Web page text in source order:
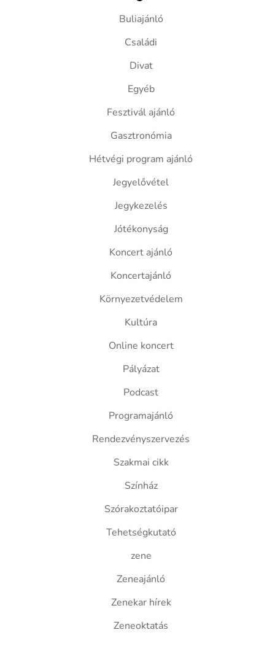
Buliajánló
Családi
Divat
Egyéb
Fesztivál ajánló
Gasztronómia
Hétvégi program ajánló
Jegyelővétel
Jegykezelés
Jótékonyság
Koncert ajánló
Koncertajánló
Környezetvédelem
Kultúra
Online koncert
Pályázat
Podcast
Programajánló
Rendezvényszervezés
Szakmai cikk
Színház
Szórakoztatóipar
Tehetségkutató
zene
Zeneajánló
Zenekar hírek
Zeneoktatás